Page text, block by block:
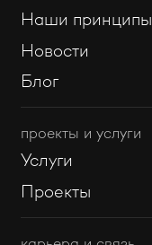
Наши принципы
Новости
Блог
проекты и услуги
Услуги
Проекты